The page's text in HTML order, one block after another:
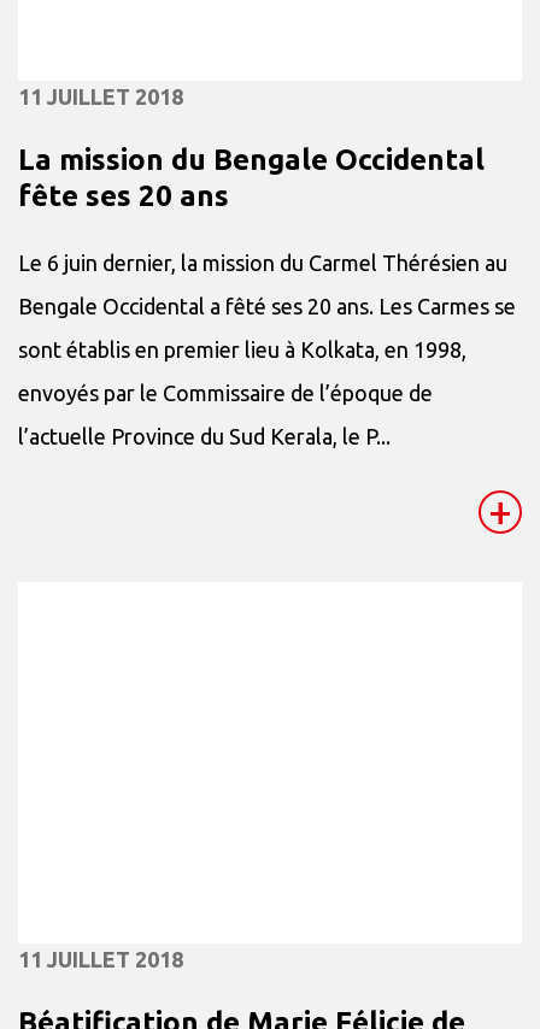
11 JUILLET 2018
La mission du Bengale Occidental
fête ses 20 ans
Le 6 juin dernier, la mission du Carmel Thérésien au
Bengale Occidental a fêté ses 20 ans. Les Carmes se
sont établis en premier lieu à Kolkata, en 1998,
envoyés par le Commissaire de l’époque de
l’actuelle Province du Sud Kerala, le P...
+
11 JUILLET 2018